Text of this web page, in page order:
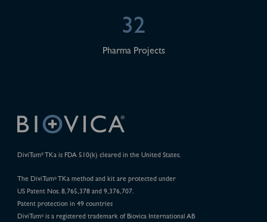
32
Pharma Projects
DiviTum®TKa is FDA 510(k) cleared in the United States.
The DiviTum®TKa method and kit are protected under
US Patent Nos. 8,765,378 and 9,376,707.
Patent protection in 49 countries
DiviTum®is a registered trademark of Biovica International AB